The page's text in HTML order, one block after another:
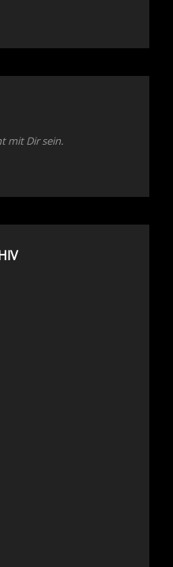
mit Dir sein.